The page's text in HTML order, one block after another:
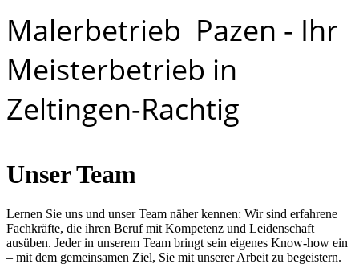
Malerbetrieb Pazen - Ihr
Meisterbetrieb in
Zeltingen-Rachtig
Unser Team
Lernen Sie uns und unser Team näher kennen: Wir sind erfahrene
Fachkräfte, die ihren Beruf mit Kompetenz und Leidenschaft
ausüben. Jeder in unserem Team bringt sein eigenes Know-how ein
– mit dem gemeinsamen Ziel, Sie mit unserer Arbeit zu begeistern.